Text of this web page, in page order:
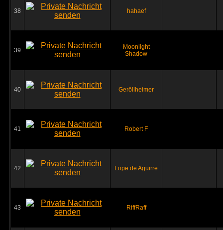
38 hahaef
39
Moonlight
Shadow
40 Geröllheimer
41 Robert F
42 Lope de Aguirre
43 RiffRaff